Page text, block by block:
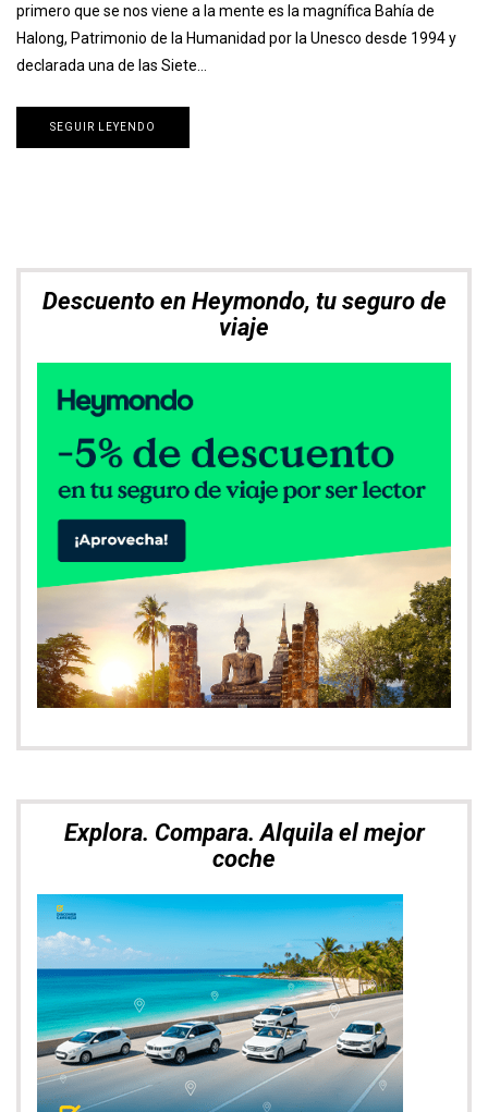
primero que se nos viene a la mente es la magnífica Bahía de
Halong, Patrimonio de la Humanidad por la Unesco desde 1994 y
declarada una de las Siete…
SEGUIR LEYENDO
Explora. Compara. Alquila el mejor
coche
Las mejores ofertas de vuelos con